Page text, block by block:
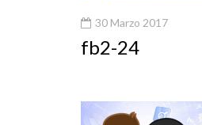
30 Marzo 2017
fb2-24